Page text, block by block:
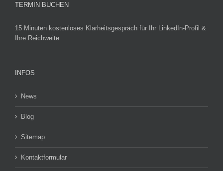
TERMIN BUCHEN
15 Minuten kostenloses Klarheitsgespräch für Ihr LinkedIn-Profil &
Ihre Reichweite
INFOS
News
Blog
Sitemap
Kontaktformular